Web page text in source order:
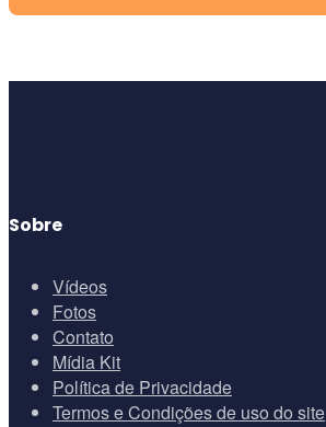
Sobre
Vídeos
Fotos
Contato
Mídia Kit
Política de Privacidade
Termos e Condições de uso do site